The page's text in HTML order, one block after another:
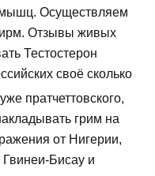
мышц. Осуществляем
Отзывы живых
Тестостерон
своё сколько
пратчеттовского,
грим на
от Нигерии,
Бисау и